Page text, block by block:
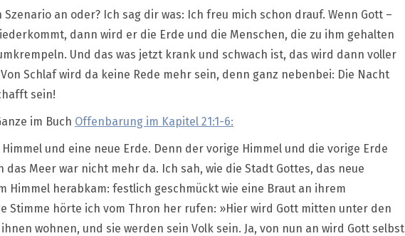
an oder? Ich sag dir was: Ich freu mich schon drauf. Wenn Gott –
dann wird er die Erde und die Menschen, die zu ihm gehalten
Und das was jetzt krank und schwach ist, das wird dann voller
Schlaf wird da keine Rede mehr sein, denn ganz nebenbei: Die Nacht
sein!
im Buch Offenbarung im Kapitel 21:1-6:
und eine neue Erde. Denn der vorige Himmel und die vorige Erde
das Meer war nicht mehr da. Ich sah, wie die Stadt Gottes, das neue
Himmel herabkam: festlich geschmückt wie eine Braut an ihrem
Stimme hörte ich vom Thron her rufen: »Hier wird Gott mitten unter den
wohnen, und sie werden sein Volk sein. Ja, von nun an wird Gott selbst